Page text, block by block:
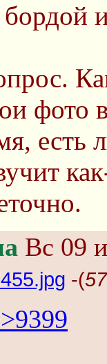
бордой
фото
Вс 09
-(